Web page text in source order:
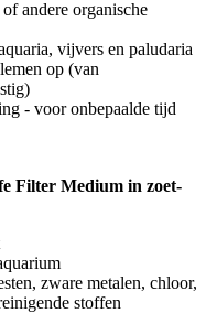
andere organische
vijvers en paludaria
op (van
- voor onbepaalde tijd
Filter Medium in zoet-
zware metalen, chloor,
stoffen